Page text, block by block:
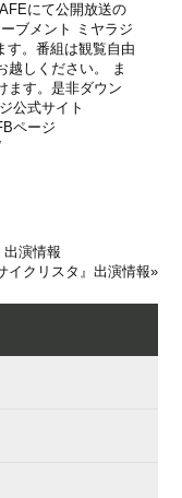
にて公開放送の
ブメント ミヤラジ
す。番組は観覧自由
越しください。 ま
ます。是非ダウン
公式サイト
ページ
演情報
イクリスタ』出演情報»